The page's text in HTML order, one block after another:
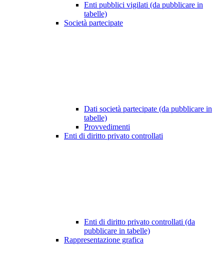
Enti pubblici vigilati (da pubblicare in
tabelle)
Società partecipate
Dati società partecipate (da pubblicare in
tabelle)
Provvedimenti
Enti di diritto privato controllati
Enti di diritto privato controllati (da
pubblicare in tabelle)
Rappresentazione grafica